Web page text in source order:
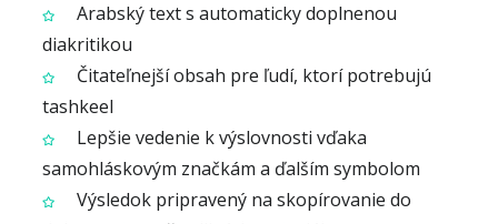
Arabský text s automaticky doplnenou
diakritikou
Čitateľnejší obsah pre ľudí, ktorí potrebujú
tashkeel
Lepšie vedenie k výslovnosti vďaka
samohláskovým značkám a ďalším symbolom
Výsledok pripravený na skopírovanie do